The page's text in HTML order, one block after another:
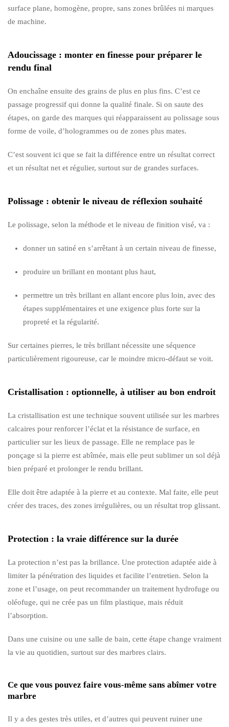
surface plane, homogène, propre, sans zones brûlées ni marques
de machine.
Adoucissage : monter en finesse pour préparer le
rendu final
On enchaîne ensuite des grains de plus en plus fins. C’est ce
passage progressif qui donne la qualité finale. Si on saute des
étapes, on garde des marques qui réapparaissent au polissage sous
forme de voile, d’hologrammes ou de zones plus mates.
C’est souvent ici que se fait la différence entre un résultat correct
et un résultat net et régulier, surtout sur de grandes surfaces.
Polissage : obtenir le niveau de réflexion souhaité
Le polissage, selon la méthode et le niveau de finition visé, va :
donner un satiné en s’arrêtant à un certain niveau de finesse,
produire un brillant en montant plus haut,
permettre un très brillant en allant encore plus loin, avec des
étapes supplémentaires et une exigence plus forte sur la
propreté et la régularité.
Sur certaines pierres, le très brillant nécessite une séquence
particulièrement rigoureuse, car le moindre micro-défaut se voit.
Cristallisation : optionnelle, à utiliser au bon endroit
La cristallisation est une technique souvent utilisée sur les marbres
calcaires pour renforcer l’éclat et la résistance de surface, en
particulier sur les lieux de passage. Elle ne remplace pas le
ponçage si la pierre est abîmée, mais elle peut sublimer un sol déjà
bien préparé et prolonger le rendu brillant.
Elle doit être adaptée à la pierre et au contexte. Mal faite, elle peut
créer des traces, des zones irrégulières, ou un résultat trop glissant.
Protection : la vraie différence sur la durée
La protection n’est pas la brillance. Une protection adaptée aide à
limiter la pénétration des liquides et facilite l’entretien. Selon la
zone et l’usage, on peut recommander un traitement hydrofuge ou
oléofuge, qui ne crée pas un film plastique, mais réduit
l’absorption.
Dans une cuisine ou une salle de bain, cette étape change vraiment
la vie au quotidien, surtout sur des marbres clairs.
Ce que vous pouvez faire vous-même sans abîmer votre
marbre
Il y a des gestes très utiles, et d’autres qui peuvent ruiner une